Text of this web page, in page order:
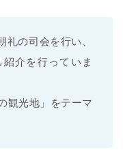
の司会を行い、
介を行っていま
観光地」をテーマ